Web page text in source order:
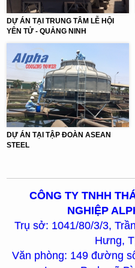
DỰ ÁN TẠI TRUNG TÂM LỄ HỘI
YÊN TỬ - QUẢNG NINH
DỰ ÁN TẠI TẬP ĐOÀN ASEAN
STEEL
CÔNG TY TNHH
NGHIỆP
Trụ sở: 1041/80/3/3,
Hưng,
Văn phòng: 149 đường